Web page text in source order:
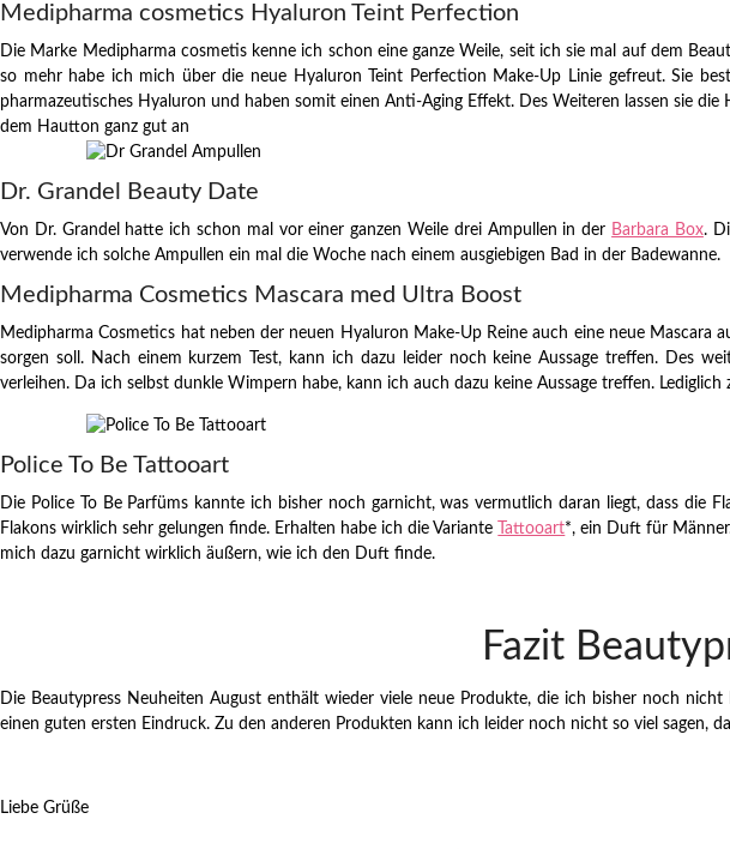
Medipharma cosmetics Hyaluron Teint Perfection
Die Marke Medipharma cosmetis kenne ich schon eine ganze Weile, seit ich sie mal auf dem
so mehr habe ich mich über die neue Hyaluron Teint Perfection Make-Up Linie gefreut. Sie
pharmazeutisches Hyaluron und haben somit einen Anti-Aging Effekt. Des Weiteren lassen sie
dem Hautton ganz gut an
Dr. Grandel Beauty Date
Von Dr. Grandel hatte ich schon mal vor einer ganzen Weile drei Ampullen in der Barbara Box.
verwende ich solche Ampullen ein mal die Woche nach einem ausgiebigen Bad in der Badewanne.
Medipharma Cosmetics Mascara med Ultra Boost
Medipharma Cosmetics hat neben der neuen Hyaluron Make-Up Reine auch eine neue Mascara
sorgen soll. Nach einem kurzem Test, kann ich dazu leider noch keine Aussage treffen. Des
verleihen. Da ich selbst dunkle Wimpern habe, kann ich auch dazu keine Aussage treffen.
Police To Be Tattooart
Die Police To Be Parfüms kannte ich bisher noch garnicht, was vermutlich daran liegt, dass die
Flakons wirklich sehr gelungen finde. Erhalten habe ich die Variante
Tattooart*, ein Duft für
mich dazu garnicht wirklich äußern, wie ich den Duft finde.
Fazit
Die Beautypress Neuheiten August enthält wieder viele neue Produkte, die ich bisher noch
einen guten ersten Eindruck. Zu den anderen Produkten kann ich leider noch nicht so viel sagen,
Liebe Grüße